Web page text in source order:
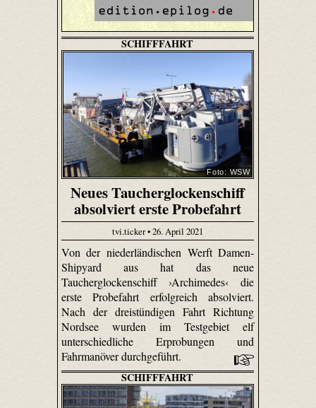
SCHIFFFAHRT
Foto: WSW
Neues Taucherglockenschiff
absolviert erste Probefahrt
tvi.ticker • 26. April 2021
Von der niederländischen Werft Damen-
Shipyard aus hat das neue
Taucherglockenschiff ›Archimedes‹ die
erste Probefahrt erfolgreich absolviert.
Nach der dreistündigen Fahrt Richtung
Nordsee wurden im Testgebiet elf
unterschiedliche Erprobungen und
Fahrmanöver durchgeführt.
SCHIFFFAHRT